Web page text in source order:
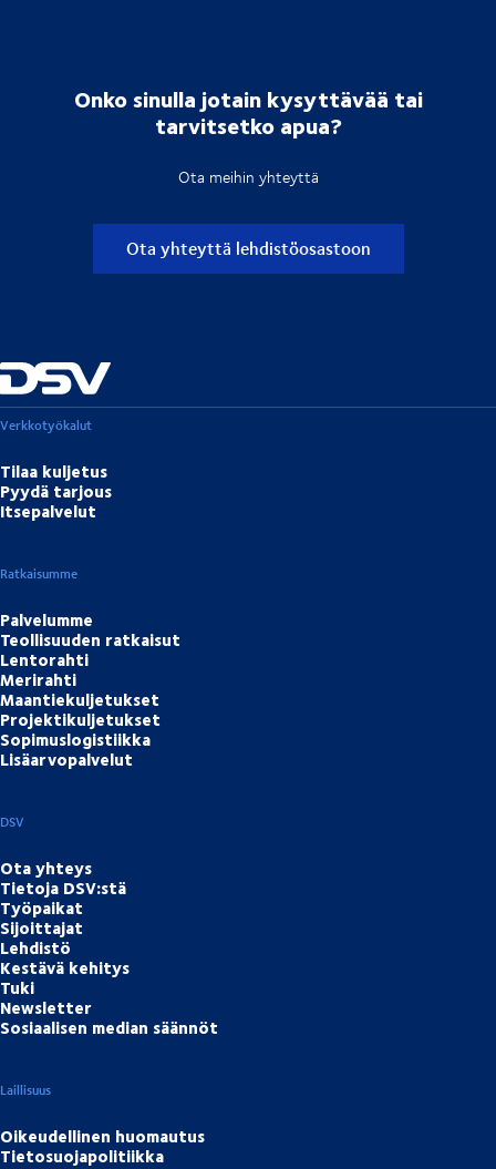
Onko sinulla jotain kysyttävää tai
tarvitsetko apua?
Ota meihin yhteyttä
Ota yhteyttä lehdistöosastoon
Verkkotyökalut
Tilaa kuljetus
Pyydä tarjous
Itsepalvelut
Ratkaisumme
Palvelumme
Teollisuuden ratkaisut
Lentorahti
Merirahti
Maantiekuljetukset
Projektikuljetukset
Sopimuslogistiikka
Lisäarvopalvelut
DSV
Ota yhteys
Tietoja DSV:stä
Työpaikat
Sijoittajat
Lehdistö
Kestävä kehitys
Tuki
Newsletter
Sosiaalisen median säännöt
Laillisuus
Oikeudellinen huomautus
Tietosuojapolitiikka